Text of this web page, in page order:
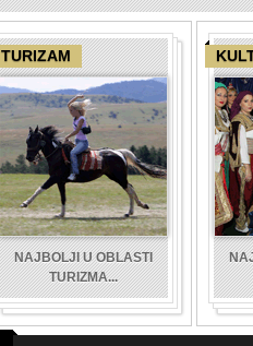
TURIZAM
NAJBOLJI U OBLASTI
TURIZMA...